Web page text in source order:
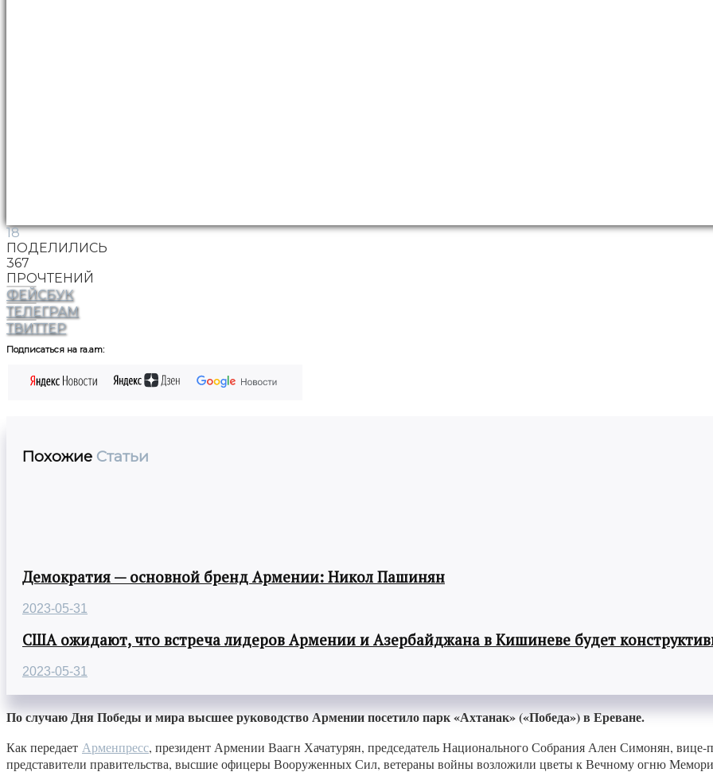
18
ПОДЕЛИЛИСЬ
367
ПРОЧТЕНИЙ
ФЕЙСБУК
ТЕЛЕГРАМ
ТВИТТЕР
Подписаться на ra.am:
Похожие Статьи
Демократия — основной бренд Армении: Никол Пашинян
2023-05-31
США ожидают, что встреча лидеров Армении и Азербайджана в Кишиневе будет
2023-05-31
По случаю Дня Победы и мира высшее руководство Армении посетило парк «Ахтанак» («Победа») в Ереване.
Как передает Арменпресс, президент Армении Ваагн Хачатурян, председатель Национального Собрания Ален Симонян,
представители правительства, высшие офицеры Вооруженных Сил, ветераны войны возложили цветы к Вечному огню